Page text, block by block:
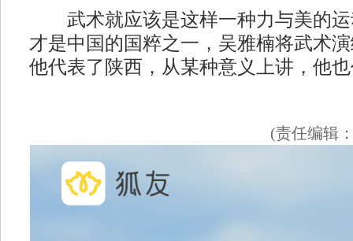
武术就应该是这样一种力与美的运
才是中国的国粹之一，吴雅楠将武术
他代表了陕西，从某种意义上讲，他
(责任编辑